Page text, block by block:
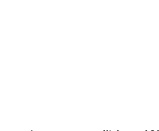
confort et d'air pur.